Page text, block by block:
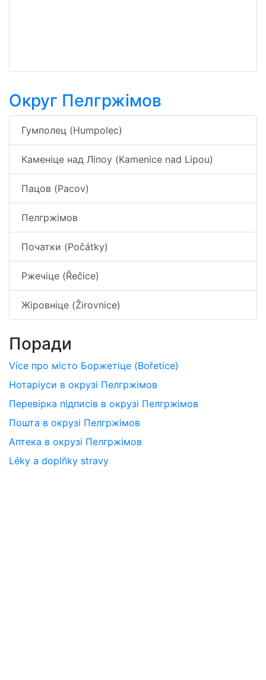
Округ Пелгржімов
Гумполец (Humpolec)
Каменіце над Ліпоу (Kamenice nad Lipou)
Пацов (Pacov)
Пелгржімов
Початки (Počátky)
Ржечіце (Řečice)
Жіровніце (Žirovnice)
Поради
Více про місто Боржетіце (Bořetice)
Нотаріуси в окрузі Пелгржімов
Перевірка підписів в окрузі Пелгржімов
Пошта в окрузі Пелгржімов
Аптека в окрузі Пелгржімов
Léky a doplňky stravy